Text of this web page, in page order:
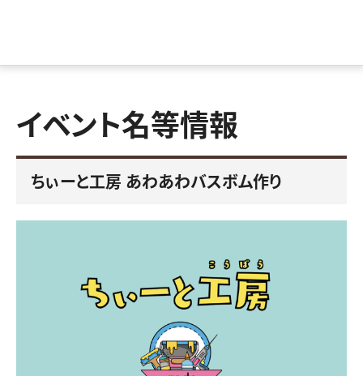
イベント名等情報
ちぃーと工房 あわあわバスボム作り